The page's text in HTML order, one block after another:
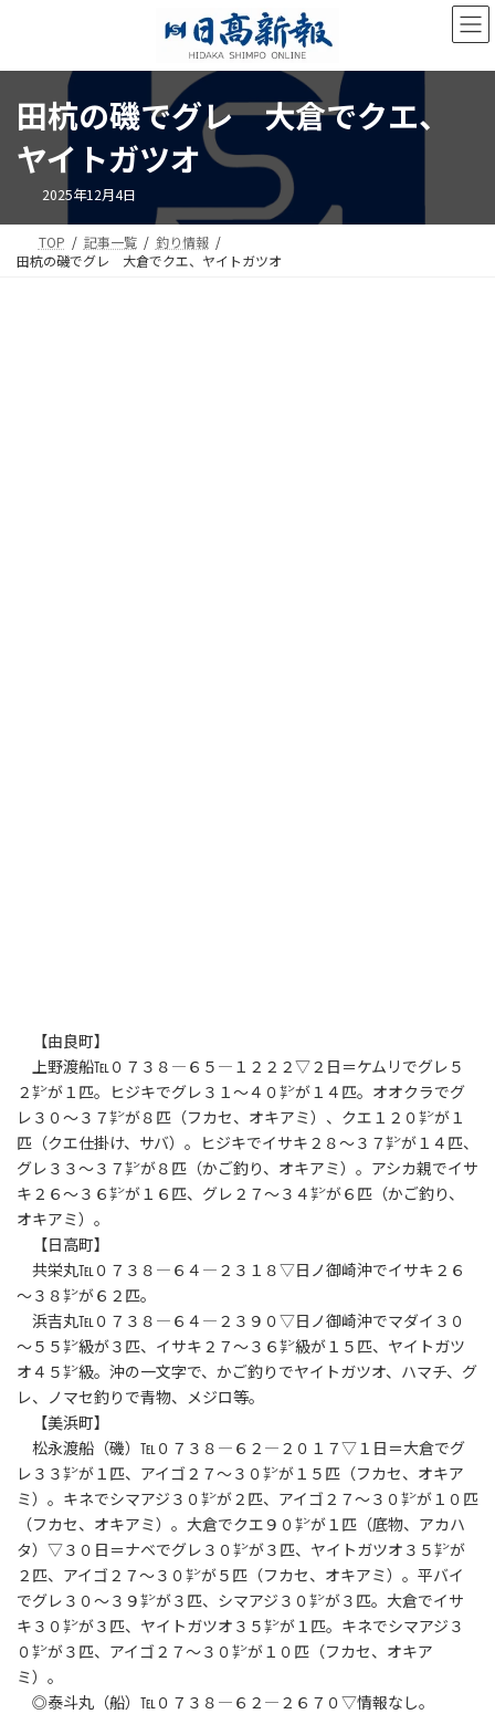
ン
ー
田杭の磯でグレ 大倉でクエ、
ヤイトガツオ
2025年12月4日
TOP 記事一覧
釣り情報
田杭の磯でグレ 大倉でクエ、ヤイトガツオ
【由良町】
上野渡船℡０７３８―６５―１２２２▽２日＝ケムリでグレ５
２㌢が１匹。ヒジキでグレ３１～４０㌢が１４匹。オオクラでグ
レ３０～３７㌢が８匹（フカセ、オキアミ）、クエ１２０㌢が１
匹（クエ仕掛け、サバ）。ヒジキでイサキ２８～３７㌢が１４匹、
グレ３３～３７㌢が８匹（かご釣り、オキアミ）。アシカ親でイサ
キ２６～３６㌢が１６匹、グレ２７～３４㌢が６匹（かご釣り、
オキアミ）。
【日高町】
共栄丸℡０７３８―６４―２３１８▽日ノ御崎沖でイサキ２６
～３８㌢が６２匹。
浜吉丸℡０７３８―６４―２３９０▽日ノ御崎沖でマダイ３０
～５５㌢級が３匹、イサキ２７～３６㌢級が１５匹、ヤイトガツ
オ４５㌢級。沖の一文字で、かご釣りでヤイトガツオ、ハマチ、グ
レ、ノマセ釣りで青物、メジロ等。
【美浜町】
松永渡船（磯）℡０７３８―６２―２０１７▽１日＝大倉でグ
レ３３㌢が１匹、アイゴ２７～３０㌢が１５匹（フカセ、オキア
ミ）。キネでシマアジ３０㌢が２匹、アイゴ２７～３０㌢が１０匹
（フカセ、オキアミ）。大倉でクエ９０㌢が１匹（底物、アカハ
タ）▽３０日＝ナベでグレ３０㌢が３匹、ヤイトガツオ３５㌢が
２匹、アイゴ２７～３０㌢が５匹（フカセ、オキアミ）。平バイ
でグレ３０～３９㌢が３匹、シマアジ３０㌢が３匹。大倉でイサ
キ３０㌢が３匹、ヤイトガツオ３５㌢が１匹。キネでシマアジ３
０㌢が３匹、アイゴ２７～３０㌢が１０匹（フカセ、オキア
ミ）。
◎泰斗丸（船）℡０７３８―６２―２６７０▽情報なし。